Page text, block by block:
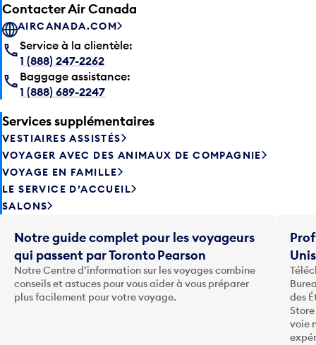
Contacter Air Canada
AIRCANADA.COM
Service à la clientèle:
1 (888) 247-2262
Baggage assistance:
1 (888) 689-2247
Services supplémentaires
VESTIAIRES ASSISTÉS
VOYAGER AVEC DES ANIMAUX DE COMPAGNIE
VOYAGE EN FAMILLE
LE SERVICE D’ACCUEIL
SALONS
Notre guide complet pour les voyageurs
qui passent par Toronto Pearson
Notre Centre d’information sur les voyages combine
conseils et astuces pour vous aider à vous préparer
plus facilement pour votre voyage.
des
voie